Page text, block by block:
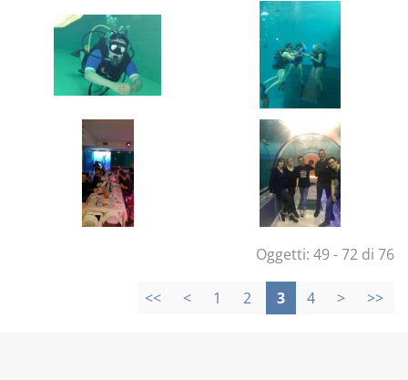
Oggetti: 49 - 72 di 76
<< < 1 2 3 4 > >>